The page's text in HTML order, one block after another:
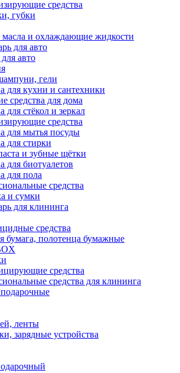
средства
губки
и охлаждающие жидкости
для авто
авто
гели
для кухни и сантехники
средства для дома
для стёкол и зеркал
средства
для мытья посуды
для стирки
и зубные щётки
для биотуалетов
для пола
средства
и сумки
для клининга
средства
бумага, полотенца бумажные
средства
средства для клининга
ленты
зарядные устройства